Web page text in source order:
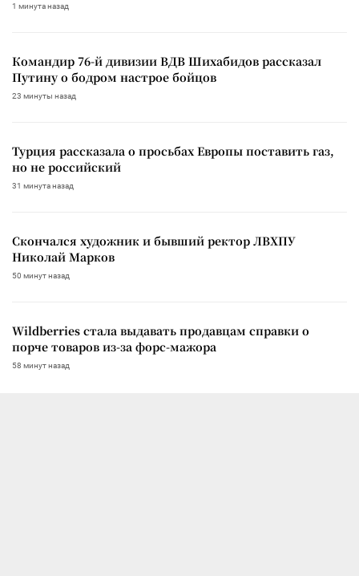
1 минута назад
Командир 76-й дивизии ВДВ Шихабидов рассказал
Путину о бодром настрое бойцов
23 минуты назад
Турция рассказала о просьбах Европы поставить газ,
но не российский
31 минута назад
Скончался художник и бывший ректор ЛВХПУ
Николай Марков
50 минут назад
Wildberries стала выдавать продавцам справки о
порче товаров из-за форс-мажора
58 минут назад